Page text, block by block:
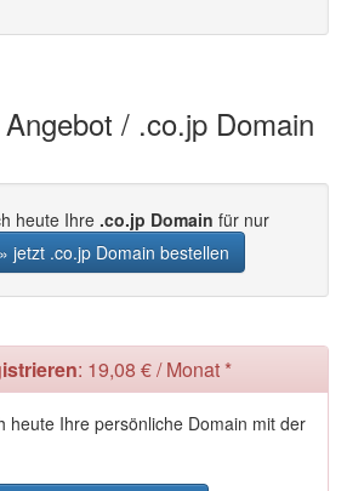
/ .co.jp Domain
heute Ihre .co.jp Domain für nur
» jetzt .co.jp Domain bestellen
: 19,08 € / Monat *
heute Ihre persönliche Domain mit der